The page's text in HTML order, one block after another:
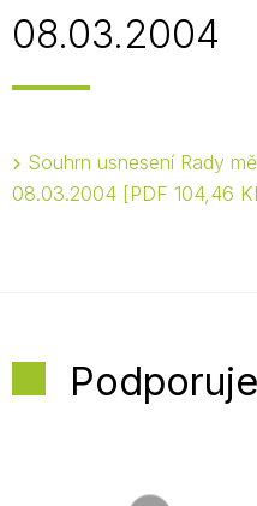
08.03.2004
Souhrn usnesení Rady
08.03.2004 PDF 104,46